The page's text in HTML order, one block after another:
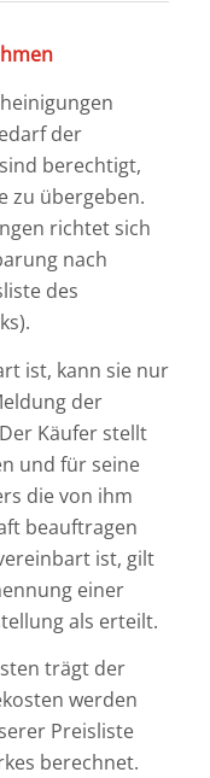
der
berechtigt,
zu übergeben.
richtet sich
nach
des
ist, kann sie nur
der
Käufer stellt
und für seine
die von ihm
beauftragen
ist, gilt
einer
als erteilt.
trägt der
werden
Preisliste
berechnet.